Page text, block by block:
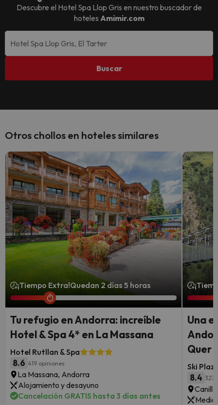
Descubre el Hotel Spa Llop Gris en nuestro buscador de
hoteles Amimir.com
Buscar
Otros chollos en hoteles similares
¡Tiempo Extra!Quedan 2 días 5 horas
Tu refugio en Andorra: increíble
Hotel & Spa 4* en La Massana
Hotel Rutllan & Spa
8.6 419 opiniones
La Massana, Andorra
Alojamiento y desayuno
Cancelación GRATIS hasta 3 días antes
Una
Quer
Ski
8.4
Media